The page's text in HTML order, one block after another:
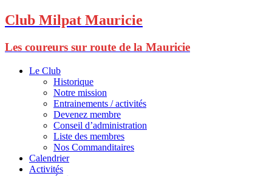
Club Milpat Mauricie
Les coureurs sur route de la Mauricie
Le Club
Historique
Notre mission
Entrainements / activités
Devenez membre
Conseil d’administration
Liste des membres
Nos Commanditaires
Calendrier
Activités